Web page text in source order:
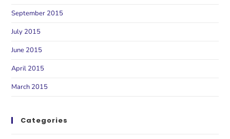
September 2015
July 2015
June 2015
April 2015
March 2015
Categories